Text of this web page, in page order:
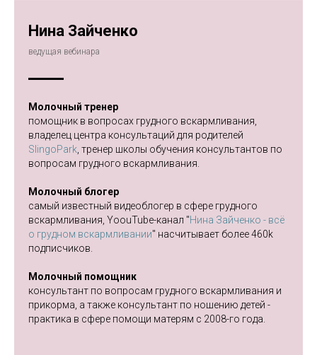
Нина Зайченко
ведущая вебинара
Молочный тренер
помощник в вопросах грудного вскармливания,
владелец центра консультаций для родителей
SlingoPark , тренер школы обучения консультантов по
вопросам грудного вскармливания.
Молочный блогер
самый известный видеоблогер в сфере грудного
вскармливания, YoouTube-канал "Нина Зайченко - всё
о грудном вскармливании" насчитывает более 460k
подписчиков.
Молочный помощник
консультант по вопросам грудного вскармливания и
прикорма, а также консультант по ношению детей -
практика в сфере помощи матерям с 2008-го года.